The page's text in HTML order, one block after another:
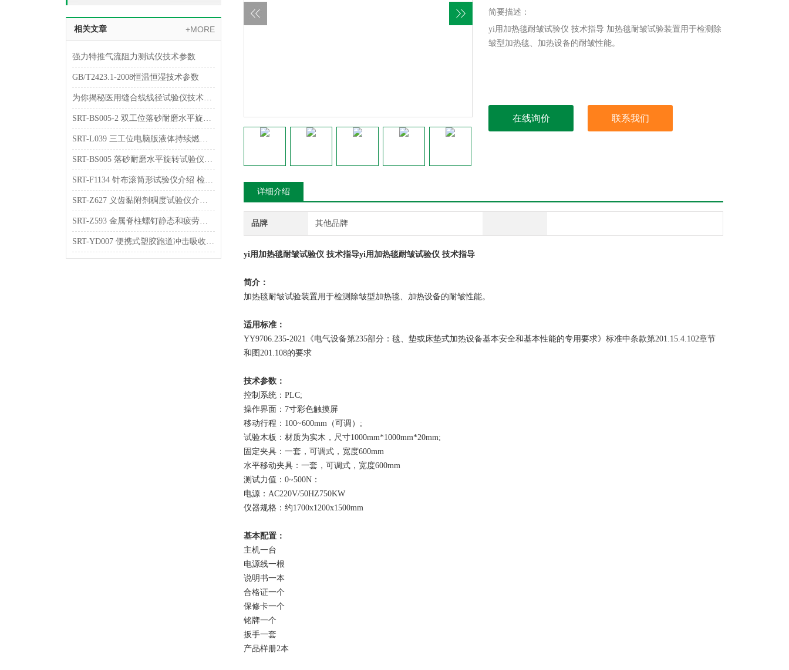
相关文章 +MORE
强力特推气流阻力测试仪技术参数
GB/T2423.1-2008恒温恒湿技术参数
为你揭秘医用缝合线线径试验仪技术指南
SRT-BS005-2 双工位落砂耐磨水平旋转试验仪简单介绍 符合检测标准
SRT-L039 三工位电脑版液体持续燃烧试验仪的原理介绍 符合检测标准
SRT-BS005 落砂耐磨水平旋转试验仪介绍 检测稳定
SRT-F1134 针布滚筒形试验仪介绍 检测数据稳定
SRT-Z627 义齿黏附剂稠度试验仪介绍 符合检测标准
SRT-Z593 金属脊柱螺钉静态和疲劳弯曲强度试验仪介绍 参数稳定
SRT-YD007 便携式塑胶跑道冲击吸收及垂直变形试验仪介绍 操作简单
简要描述：
yi用加热毯耐皱试验仪 技术指导 加热毯耐皱试验装置用于检测除
皱型加热毯、加热设备的耐皱性能。
在线询价 联系我们
详细介绍
品牌 其他品牌
yi用加热毯耐皱试验仪 技术指导yi用加热毯耐皱试验仪 技术指导
简介：
加热毯耐皱试验装置用于检测除皱型加热毯、加热设备的耐皱性能。
适用标准：
YY9706.235-2021《电气设备第235部分：毯、垫或床垫式加热设备基本安全和基本性能的专用要求》标准中条款第201.15.4.102章节
和图201.108的要求
技术参数：
控制系统：PLC;
操作界面：7寸彩色触摸屏
移动行程：100~600mm（可调）;
试验木板：材质为实木，尺寸1000mm*1000mm*20mm;
固定夹具：一套，可调式，宽度600mm
水平移动夹具：一套，可调式，宽度600mm
测试力值：0~500N：
电源：AC220V/50HZ750KW
仪器规格：约1700x1200x1500mm
基本配置：
主机一台
电源线一根
说明书一本
合格证一个
保修卡一个
铭牌一个
扳手一套
产品样册2本